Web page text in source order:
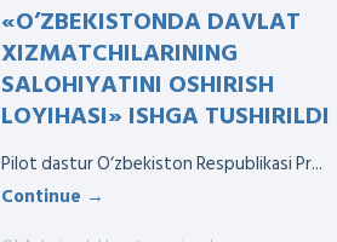
«O’ZBEKISTONDA DAVLAT
XIZMATCHILARINING
SALOHIYATINI OSHIRISH
LOYIHASI» ISHGA TUSHIRILDI
Pilot dastur O‘zbekiston Respublikasi Pr...
Continue →